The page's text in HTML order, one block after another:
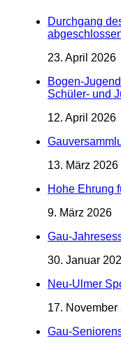
Durchgang
23. April 2026
Bogen-
Schüler- und
12. April 2026
13. März 2026
Hohe Ehrung
9. März 2026
Gau-
30. Januar
Neu-Ulmer
17. November
Gau-